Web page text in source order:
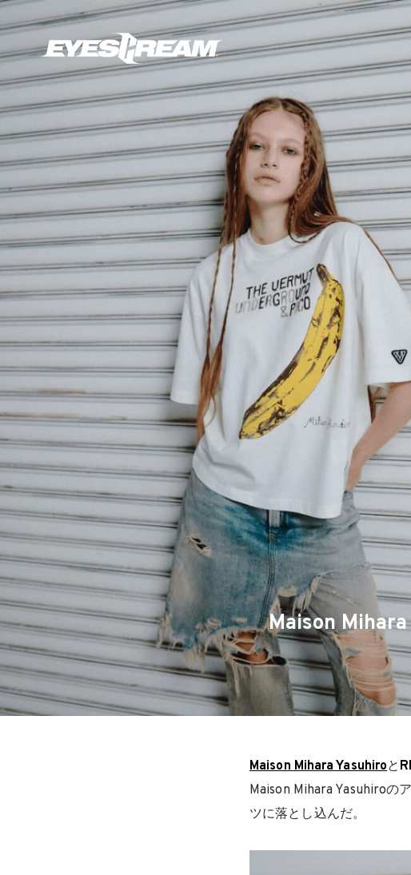
Maison
Maison Mihara Yasuhiroと
Maison Mihara Yasuhiroの
ツに落とし込んだ。